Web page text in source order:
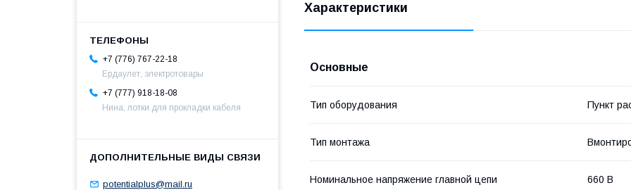
Характеристики
Основные
Тип оборудования Пункт
Тип монтажа
Номинальное напряжение главной цепи 660 В
+7 (776) 767-22-18
Ердаулет, электротовары
+7 (777) 918-18-08
Нина, лотки для прокладки кабеля
potentialplus@mail.ru